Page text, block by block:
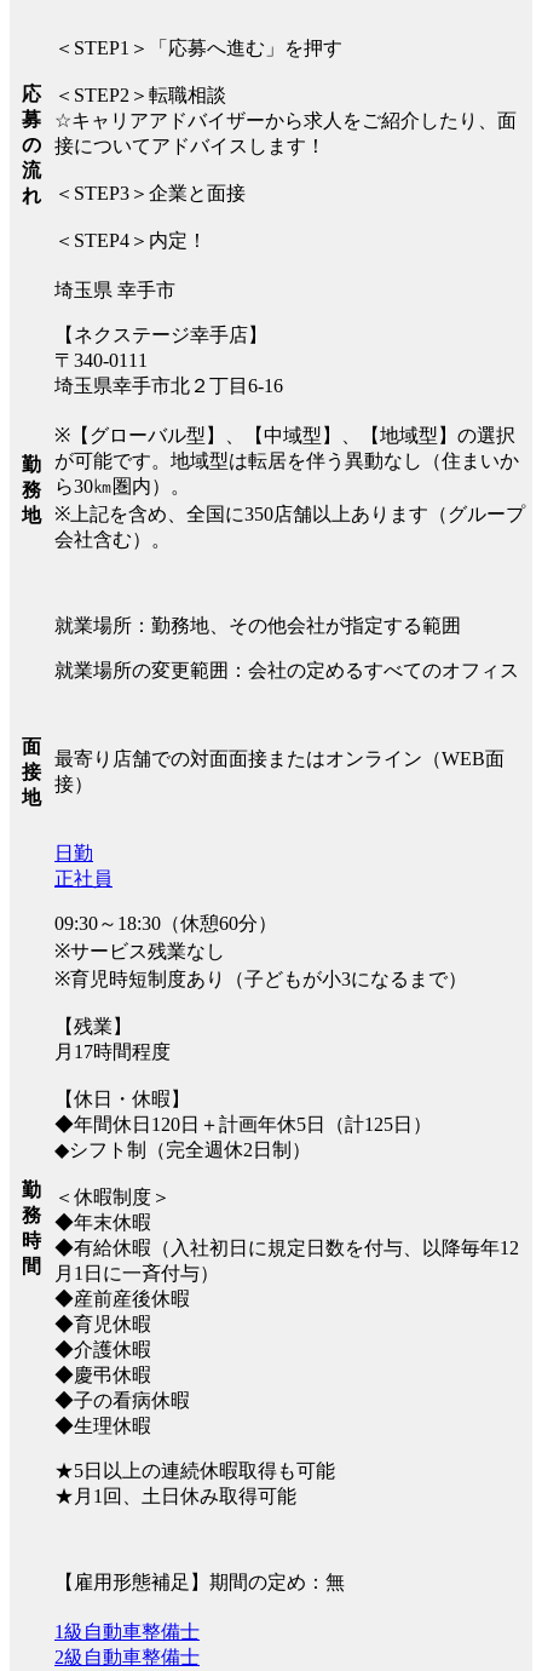
応
募
の
流
れ
＜STEP1＞「応募へ進む」を押す
＜STEP2＞転職相談
☆キャリアアドバイザーから求人をご紹介したり、面
接についてアドバイスします！
＜STEP3＞企業と面接
＜STEP4＞内定！
勤
務
地
埼玉県 幸手市
【ネクステージ幸手店】
〒340-0111
埼玉県幸手市北２丁目6-16
※【グローバル型】、【中域型】、【地域型】の選択
が可能です。地域型は転居を伴う異動なし（住まいか
ら30㎞圏内）。
※上記を含め、全国に350店舗以上あります（グループ
会社含む）。
就業場所：勤務地、その他会社が指定する範囲
就業場所の変更範囲：会社の定めるすべてのオフィス
面
接
地
最寄り店舗での対面面接またはオンライン（WEB面
接）
勤
務
時
間
日勤
正社員
09:30～18:30（休憩60分）
※サービス残業なし
※育児時短制度あり（子どもが小3になるまで）
【残業】
月17時間程度
【休日・休暇】
◆年間休日120日＋計画年休5日（計125日）
◆シフト制（完全週休2日制）
＜休暇制度＞
◆年末休暇
◆有給休暇（入社初日に規定日数を付与、以降毎年12
月1日に一斉付与）
◆産前産後休暇
◆育児休暇
◆介護休暇
◆慶弔休暇
◆子の看病休暇
◆生理休暇
★5日以上の連続休暇取得も可能
★月1回、土日休み取得可能
【雇用形態補足】期間の定め：無
1級自動車整備士
2級自動車整備士